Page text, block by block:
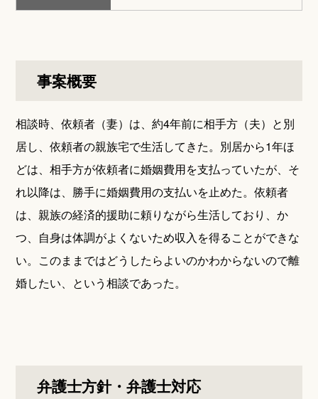
事案概要
相談時、依頼者（妻）は、約4年前に相手方（夫）と別
居し、依頼者の親族宅で生活してきた。別居から1年ほ
どは、相手方が依頼者に婚姻費用を支払っていたが、そ
れ以降は、勝手に婚姻費用の支払いを止めた。依頼者
は、親族の経済的援助に頼りながら生活しており、か
つ、自身は体調がよくないため収入を得ることができな
い。このままではどうしたらよいのかわからないので離
婚したい、という相談であった。
弁護士方針・弁護士対応